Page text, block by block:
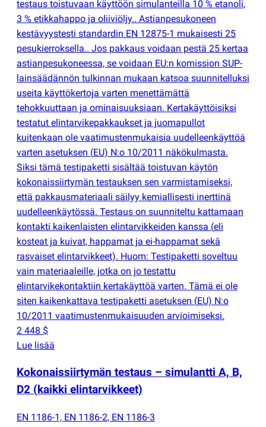
testaus toistuvaan käyttöön simulanteilla 10 % etanoli,
3 % etikkahappo ja oliiviöljy.. Astianpesukoneen
kestävyystesti standardin EN 12875-1 mukaisesti 25
pesukierroksella.. Jos pakkaus voidaan pestä 25 kertaa
astianpesukoneessa, se voidaan EU:n komission SUP-
lainsäädännön tulkinnan mukaan katsoa suunnitelluksi
useita käyttökertoja varten menettämättä
tehokkuuttaan ja ominaisuuksiaan. Kertakäyttöisiksi
testatut elintarvikepakkaukset ja juomapullot
kuitenkaan ole vaatimustenmukaisia uudelleenkäyttöä
varten asetuksen (EU) N:o 10/2011 näkökulmasta.
Siksi tämä testipaketti sisältää toistuvan käytön
kokonaissiirtymän testauksen sen varmistamiseksi,
että pakkausmateriaali säilyy kemiallisesti inerttinä
uudelleenkäytössä. Testaus on suunniteltu kattamaan
kontakti kaikenlaisten elintarvikkeiden kanssa (eli
kosteat ja kuivat, happamat ja ei-happamat sekä
rasvaiset elintarvikkeet). Huom: Testipaketti soveltuu
vain materiaaleille, jotka on jo testattu
elintarvikekontaktiin kertakäyttöä varten. Tämä ei ole
siten kaikenkattava testipaketti asetuksen (EU) N:o
10/2011 vaatimustenmukaisuuden arvioimiseksi.
2 448 $
Lue lisää
Kokonaissiirtymän testaus – simulantti A, B,
D2 (kaikki elintarvikkeet)
EN 1186-1, EN 1186-2, EN 1186-3